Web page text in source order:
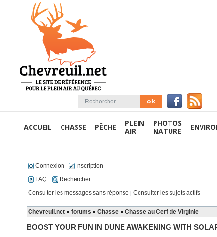
ACCUEIL CHASSE PÊCHE
PLEIN
AIR
PHOTOS
NATURE
Connexion
Inscription
FAQ
Rechercher
Consulter les messages sans réponse | Consulter les sujets actifs
Chevreuil.net » forums » Chasse » Chasse au Cerf de Virginie
BOOST YOUR FUN IN DUNE AWAKENING WITH